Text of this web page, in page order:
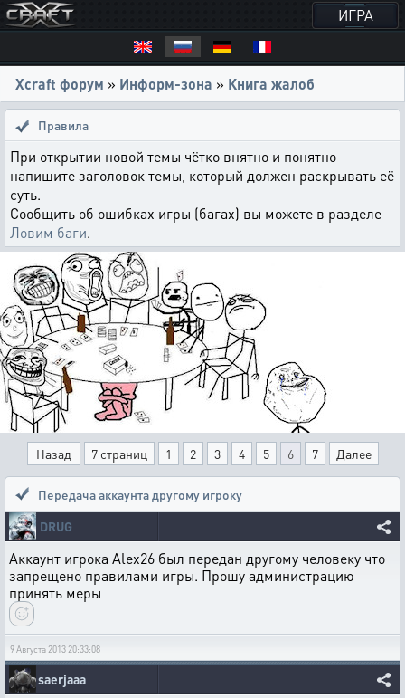
ИГРА
Xcraft форум » Информ-зона » Книга жалоб
Правила
При открытии новой темы чётко внятно и понятно
напишите заголовок темы, который должен раскрывать её
суть.
Сообщить об ошибках игры (багах) вы можете в разделе
Ловим баги.
Назад 7 страниц 1 2 3 4 5 6 7 Далее
Передача аккаунта другому игроку
DRUG
Аккаунт игрока Alex26 был передан другому человеку что
запрещено правилами игры. Прошу администрацию
принять меры
9 Августа 2013 20:33:08
saerjaaa